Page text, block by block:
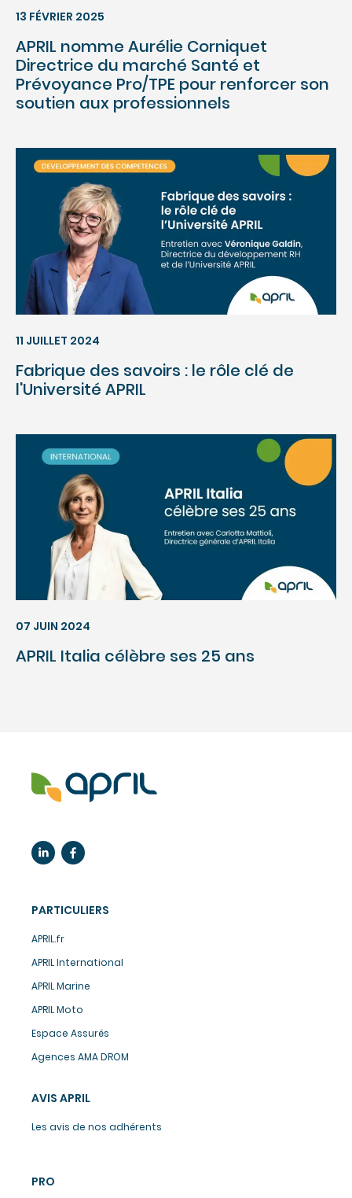
13 FÉVRIER 2025
APRIL nomme Aurélie Corniquet
Directrice du marché Santé et
Prévoyance Pro/TPE pour renforcer son
soutien aux professionnels
11 JUILLET 2024
Fabrique des savoirs : le rôle clé de
l'Université APRIL
07 JUIN 2024
APRIL Italia célèbre ses 25 ans
PARTICULIERS
APRIL.fr
APRIL International
APRIL Marine
APRIL Moto
Espace Assurés
Agences AMA DROM
AVIS APRIL
Les avis de nos adhérents
PRO